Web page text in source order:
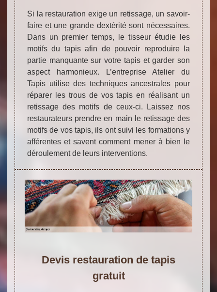
Si la restauration exige un retissage, un savoir-
faire et une grande dextérité sont nécessaires.
Dans un premier temps, le tisseur étudie les
motifs du tapis afin de pouvoir reproduire la
partie manquante sur votre tapis et garder son
aspect harmonieux. L’entreprise Atelier du
Tapis utilise des techniques ancestrales pour
réparer les trous de vos tapis en réalisant un
retissage des motifs de ceux-ci. Laissez nos
restaurateurs prendre en main le retissage des
motifs de vos tapis, ils ont suivi les formations y
afférentes et savent comment mener à bien le
déroulement de leurs interventions.
Devis restauration de tapis
gratuit